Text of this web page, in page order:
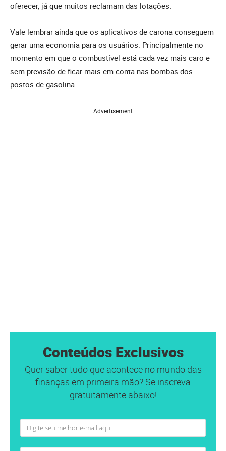
oferecer, já que muitos reclamam das lotações.
Vale lembrar ainda que os aplicativos de carona conseguem
gerar uma economia para os usuários. Principalmente no
momento em que o combustível está cada vez mais caro e
sem previsão de ficar mais em conta nas bombas dos
postos de gasolina.
Advertisement
Conteúdos Exclusivos
Quer saber tudo que acontece no mundo das
finanças em primeira mão? Se inscreva
gratuitamente abaixo!